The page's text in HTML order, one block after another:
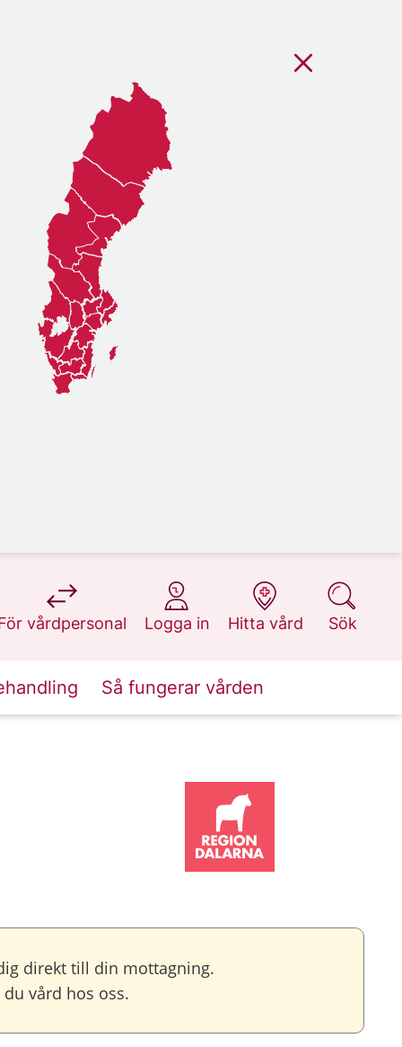
vårdpersonal
på 1177.se
Logga in
på 1177.se
Hitta vård
på 1177.se
Sök
på 1177.se
Så fungerar vården
direkt till din mottagning.
vård hos oss.